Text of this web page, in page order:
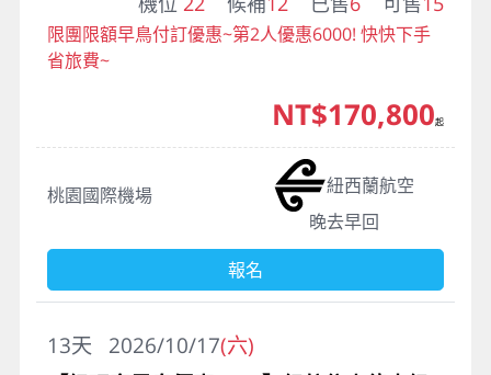
限團限額早鳥付訂優惠~第2人優惠6000! 快快下手
省旅費~
桃園國際機場
紐西蘭航空
晚去早回
NT$170,800起
報名
2026/10/17(六)
13天